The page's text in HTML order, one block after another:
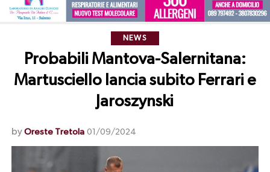
NEWS
Probabili Mantova-Salernitana:
Martusciello lancia subito Ferrari e
Jaroszynski
by Oreste Tretola 01/09/2024